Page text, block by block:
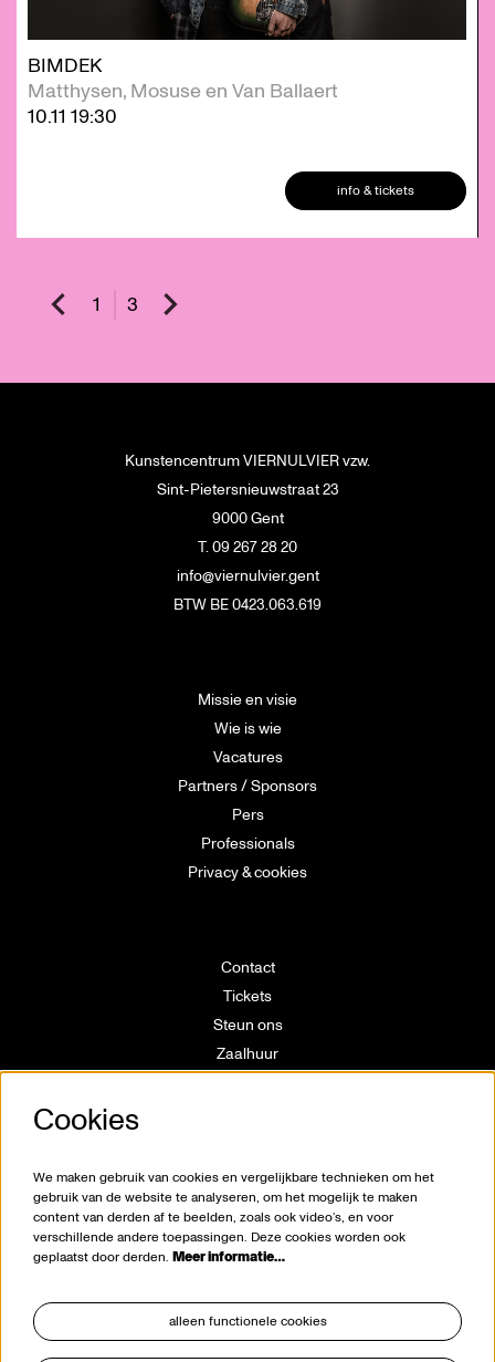
BIMDEK
Matthysen, Mosuse en Van Ballaert
10.11 19:30
info & tickets
1 3
Kunstencentrum VIERNULVIER vzw.
Sint-Pietersnieuwstraat 23
9000 Gent
T. 09 267 28 20
info@viernulvier.gent
BTW BE 0423.063.619
Missie en visie
Wie is wie
Vacatures
Partners / Sponsors
Pers
Professionals
Privacy & cookies
Contact
Tickets
Steun ons
Zaalhuur
Huisregels
Klokkenluiderswet
Cookies
We maken gebruik van cookies en vergelijkbare technieken om het
gebruik van de website te analyseren, om het mogelijk te maken
content van derden af te beelden, zoals ook video’s, en voor
verschillende andere toepassingen. Deze cookies worden ook
geplaatst door derden. Meer informatie…
alleen functionele cookies